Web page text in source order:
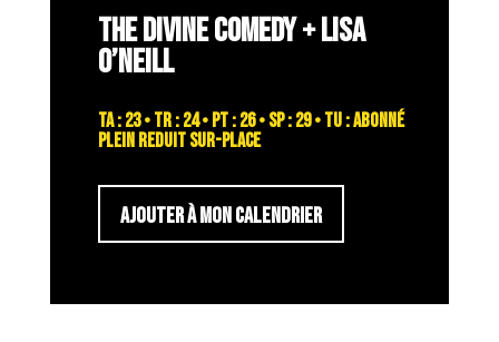
THE DIVINE COMEDY + LISA
O’NEILL
TA : 23 • TR : 24 • PT : 26 • SP : 29 • TU : abonné
plein reduit sur-place
AJOUTER À MON CALENDRIER